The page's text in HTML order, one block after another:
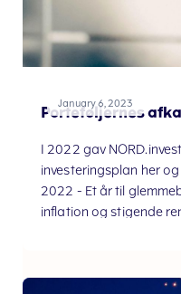
January 6, 2023
Porteføljernes
‌‌I 2022 gav
investeringsplan her
2022 - Et år til
inflation og stigende